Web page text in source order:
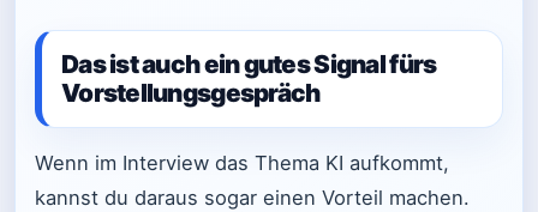
Das ist auch ein gutes Signal fürs
Vorstellungsgespräch
Wenn im Interview das Thema KI aufkommt,
kannst du daraus sogar einen Vorteil machen.